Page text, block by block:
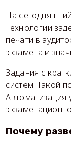
На
Технологии
печати в
экзамена и
Задания с
систем. Такой
Автоматизация
Почему